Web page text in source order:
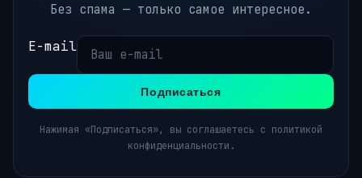
Без спама — только самое интересное.
E-mail
Подписаться
Нажимая «Подписаться», вы соглашаетесь с политикой
конфиденциальности.